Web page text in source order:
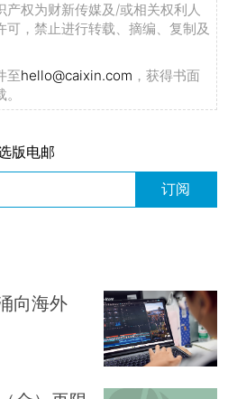
产权为财新传媒及/或相关权利人
可，禁止进行转载、摘编、复制及
至hello@caixin.com ，获得书面
版电邮
订阅
向海外